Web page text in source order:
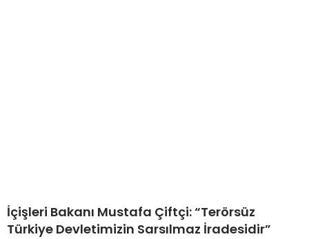
İçişleri Bakanı Mustafa Çiftçi: “Terörsüz
Türkiye Devletimizin Sarsılmaz İradesidir”